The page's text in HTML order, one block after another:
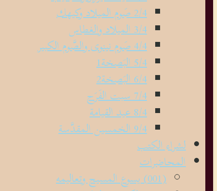
2/4 صَوم الميلاد وكيهك
3/4 الميلاد والغطاس
4/4 صَوم نينوى والصَّوم الكبير
5/4 البَصخة1
6/4 البَصخة2
7/4 سبت الفَرَح
8/4 عيد القيامة
9/4 الخمسين المقدَّسة
لشراء الكتب
المحاضرات
(001) يسوع المسيح وتعاليمه